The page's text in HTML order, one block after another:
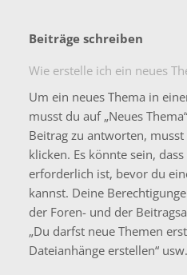
Beiträge schreiben
Wie erstelle ich ein neues
Um ein neues Thema in
musst du auf „Neues
Beitrag zu antworten, musst
klicken. Es könnte sein,
erforderlich ist, bevor du
kannst. Deine
der Foren- und der
„Du darfst neue Themen
Dateianhänge erstellen“ usw.